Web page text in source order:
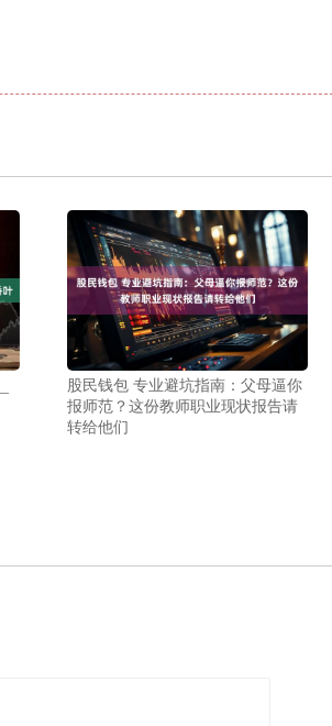
股民钱包 专业避坑指南：父母逼你
报师范？这份教师职业现状报告请
转给他们